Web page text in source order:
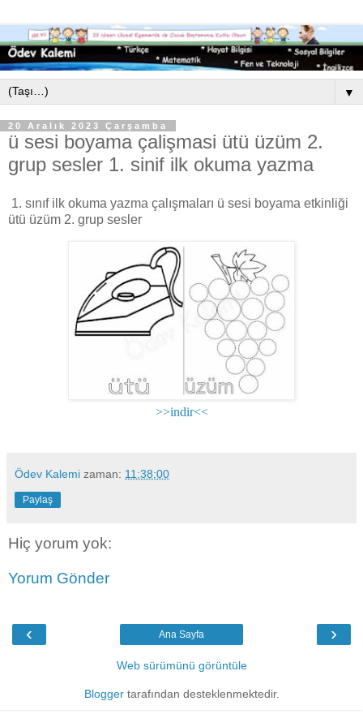
▼
20 Aralık 2023 Çarşamba
ü sesi boyama çalişmasi ütü üzüm 2.
grup sesler 1. sinif ilk okuma yazma
1. sınıf ilk okuma yazma çalışmaları ü sesi boyama etkinliği
ütü üzüm 2. grup sesler
>>indir<<
Ödev Kalemi zaman: 11:38:00
Paylaş
Hiç yorum yok:
Yorum Gönder
‹ ›
Ana Sayfa
Web sürümünü görüntüle
Bloggertarafından desteklenmektedir.